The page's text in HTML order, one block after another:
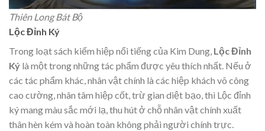
Thiên Long Bát Bộ
Lộc Đỉnh Ký
Trong loạt sách kiếm hiệp nổi tiếng của Kim Dung, Lộc Đỉnh
Ký là một trong những tác phẩm được yêu thích nhất. Nếu ở
các tác phẩm khác, nhân vật chính là các hiệp khách võ công
cao cường, nhân tâm hiệp cốt, trừ gian diệt bạo, thì Lộc đỉnh
ký mang màu sắc mới lạ, thu hút ở chỗ nhân vật chính xuất
thân hèn kém và hoàn toàn không phải người chính trực.